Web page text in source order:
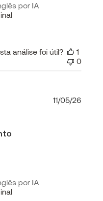
por IA
análise foi útil?
1
0
por IA
11/05/26